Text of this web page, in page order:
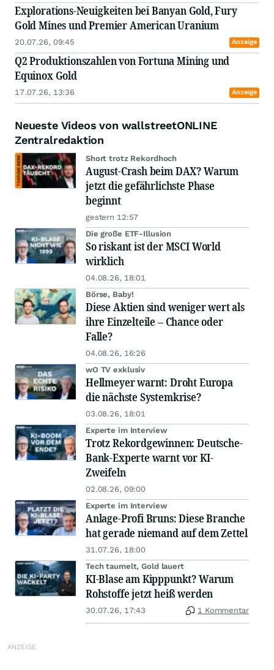
Explorations-Neuigkeiten bei Banyan Gold, Fury
Gold Mines und Premier American Uranium
20.07.26, 09:45 Anzeige
Q2 Produktionszahlen von Fortuna Mining und
Equinox Gold
17.07.26, 13:36 Anzeige
Neueste Videos von wallstreetONLINE
Zentralredaktion
Short trotz Rekordhoch
August-Crash beim DAX? Warum
jetzt die gefährlichste Phase
beginnt
gestern 12:57
Die große ETF-Illusion
So riskant ist der MSCI World
wirklich
04.08.26, 18:01
Börse, Baby!
Diese Aktien sind weniger wert als
ihre Einzelteile – Chance oder
Falle?
04.08.26, 16:26
wO TV exklusiv
Hellmeyer warnt: Droht Europa
die nächste Systemkrise?
03.08.26, 18:01
Experte im Interview
Trotz Rekordgewinnen: Deutsche-
Bank-Experte warnt vor KI-
Zweifeln
02.08.26, 09:00
Experte im Interview
Anlage-Profi Bruns: Diese Branche
hat gerade niemand auf dem Zettel
31.07.26, 18:00
Tech taumelt, Gold lauert
KI-Blase am Kipppunkt? Warum
Rohstoffe jetzt heiß werden
30.07.26, 17:43 1 Kommentar